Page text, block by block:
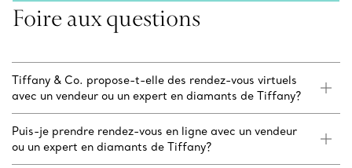
Foire aux questions
Tiffany & Co. propose-t-elle des rendez-vous virtuels
avec un vendeur ou un expert en diamants de Tiffany?
Puis-je prendre rendez-vous en ligne avec un vendeur
ou un expert en diamants de Tiffany?